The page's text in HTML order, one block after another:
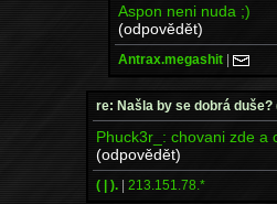
Aspon neni nuda ;)
(odpovědět)
Antrax.megashit |
re: Našla by se dobrá
Phuck3r_: chovani zde a
(odpovědět)
( | ). | 213.151.78.*